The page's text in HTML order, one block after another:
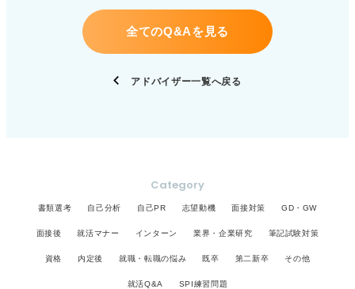
うな理由よりも、自分の「好き」を熱意を持って語
る姿こそが、採用担当者に良い印象を与えます。 ま
ずは本当の「好き」を素直に表現し、そこから広が
ていきましょう。
にとってもメリットになりえます。 大切な応募書類
を確実かつ安全に届けたいという意思表示は、丁寧
な仕事ぶりを連想させるため自信を持って利用しま
て自信を持とう 普通郵便より料金はかかりますが、
守るための最適な手段として前向きに選択してくだ
全てのQ&Aを見る
アドバイザー一覧へ戻る
Category
書類選考 自己分析 自己PR 志望動機 面接対策 GD・GW
面接後 就活マナー インターン 業界・企業研究 筆記試験対策
資格 内定後 就職・転職の悩み 既卒 第二新卒 その他
就活Q&A SPI練習問題